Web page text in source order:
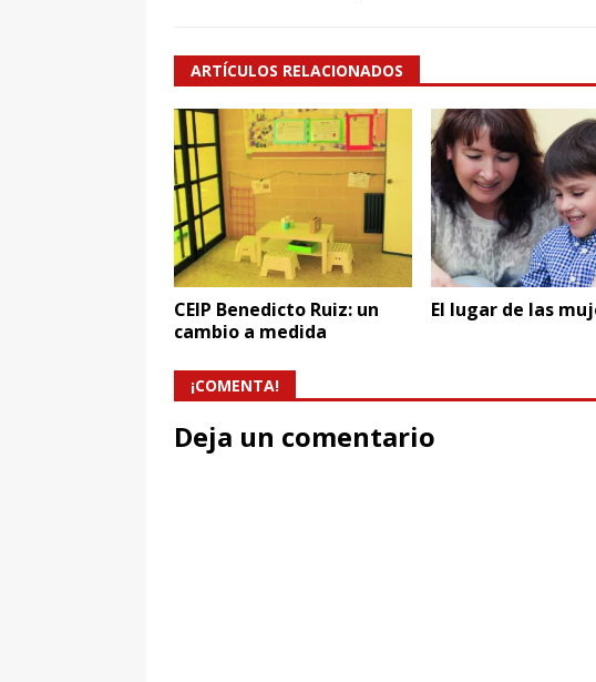
ARTÍCULOS RELACIONADOS
CEIP Benedicto Ruiz: un
cambio a medida
El lugar de las
¡COMENTA!
Deja un comentario